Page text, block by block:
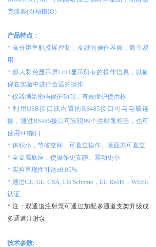
克股票代码HBIO）
产品特点：
*高分辨率触摸屏控制，友好的操作界面，简单易
用
* 超大彩色显示屏LED显示所有的操作信息，以确
保在实验中进行合适的操作
* 仪器满足密码保护功能，有效保护使用权
* 利用USB接口或内置的RS485接口可与电脑连
接，通过RS485接口可实现99个注射泵相连，也可
使用I/O接口
* 体积小，节省空间，可直立操作、画面亦可直立
* 全金属底座，使操作更安静、震动更小
* 实验重现性可达±0.05%
* 通过CE, UL, CSA, CB Scheme，EU RoHS ，WEEE
认证
* 注：双通道注射泵可通过加配多通道支架升级成
多通道注射泵
技术参数: